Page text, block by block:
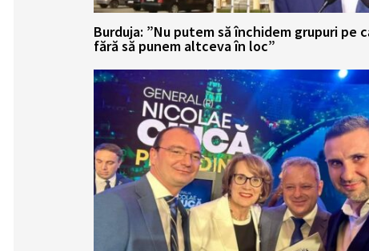
Burduja: ”Nu putem să închidem grupuri pe
fără să punem altceva în loc”